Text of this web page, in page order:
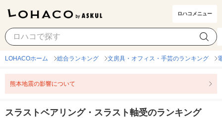
ロハコメニュー
スラストベアリング・スラスト軸受 カテゴリ選択
LOHACOホーム 総合ランキング 文房具・オフィス・手芸のランキング
熊本地震の影響について
スラストベアリング・スラスト軸受のランキング